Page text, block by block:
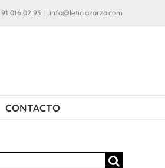
016 02 93 | info@leticiazarza.com
CONTACTO